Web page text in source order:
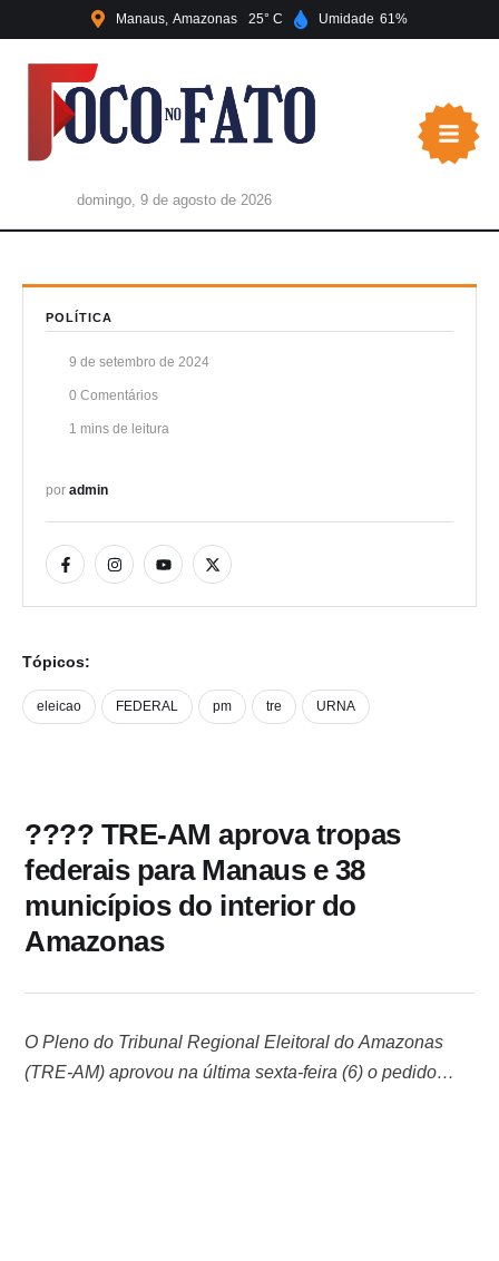
Manaus Amazonas 25 Umidade 61
domingo, 9 de agosto de 2026
POLÍTICA
9 de setembro de 2024
0 Comentários
1 mins de leitura
por admin
Tópicos:
eleicao FEDERAL pm tre URNA
???? TRE-AM aprova tropas
federais para Manaus e 38
municípios do interior do
Amazonas
O Pleno do Tribunal Regional Eleitoral do Amazonas
(TRE-AM) aprovou na última sexta-feira (6) o pedido